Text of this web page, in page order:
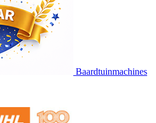
Baardtuinmachines